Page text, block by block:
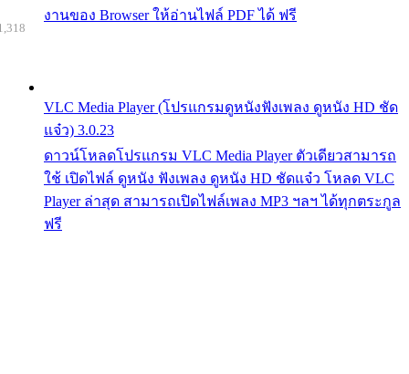
งานของ Browser ให้อ่านไฟล์ PDF ได้ ฟรี
VLC Media Player (โปรแกรมดูหนังฟังเพลง ดูหนัง HD ชัด
แจ๋ว) 3.0.23
ดาวน์โหลดโปรแกรม VLC Media Player ตัวเดียวสามารถ
ใช้ เปิดไฟล์ ดูหนัง ฟังเพลง ดูหนัง HD ชัดแจ๋ว โหลด VLC
Player ล่าสุด สามารถเปิดไฟล์เพลง MP3 ฯลฯ ได้ทุกตระกูล
ฟรี